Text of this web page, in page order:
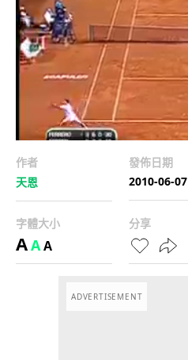
作者
天恩
發佈日期
2010-06-07
字體大小
AAA
分享
ADVERTISEMENT